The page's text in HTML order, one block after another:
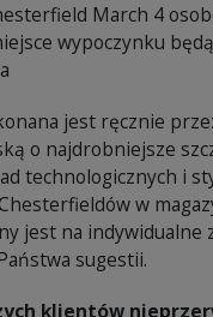
March 4
wypoczynku
jest ręcznie
o najdrobniejsze
technologicznych i
w
jest na indywidualne
sugestii.
klientów